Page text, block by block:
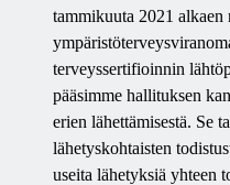
tammikuuta 2021 alkaen
terveyssertifioinnin
pääsimme hallituksen
erien lähettämisestä. Se
lähetyskohtaisten
useita lähetyksiä yhteen